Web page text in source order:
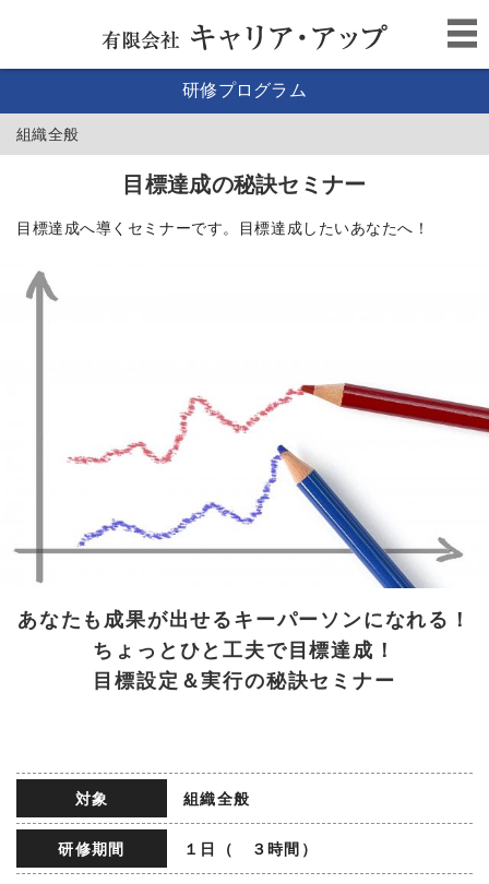
研修プログラム
組織全般
目標達成の秘訣セミナー
目標達成へ導くセミナーです。目標達成したいあなたへ！
あなたも成果が出せるキーパーソンになれる！
ちょっとひと工夫で目標達成！
目標設定＆実行の秘訣セミナー
対象 組織全般
研修期間 １日（ ３時間）